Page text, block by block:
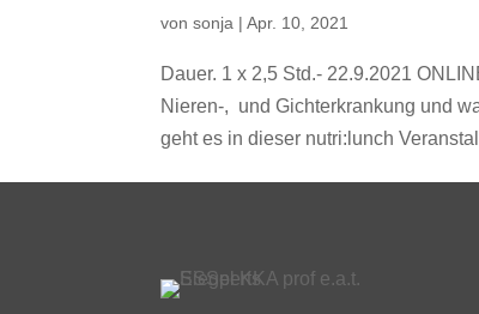
vonsonja |Apr. 10, 2021
Dauer. 1 x 2,5 Std.- 22.9.2021
Nieren-, und Gichterkrankung und
geht es in dieser nutri:lunch